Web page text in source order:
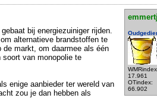
17.961
OTindex:
66.902
bij energiezuiniger rijden.
alternatieve brandstoffen te
de markt, om daarmee als één
soort van monopolie te
enige aanbieder ter wereld van
zou je dan hebben als